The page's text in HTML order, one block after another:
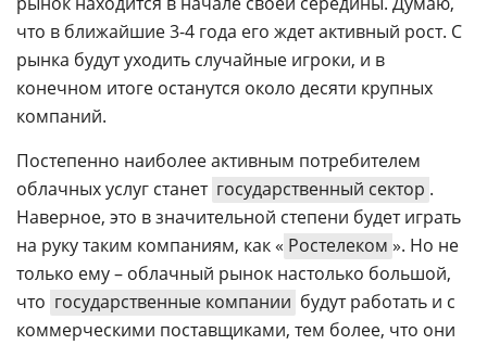
что в ближайшие 3-4 года его ждет активный рост. С
рынка будут уходить случайные игроки, и в
конечном итоге останутся около десяти крупных
компаний.
Постепенно наиболее активным потребителем
облачных услуг станет государственный сектор .
Наверное, это в значительной степени будет играть
на руку таким компаниям, как « Ростелеком ». Но не
только ему – облачный рынок настолько большой,
что государственные компании будут работать и с
коммерческими поставщиками, тем более, что они